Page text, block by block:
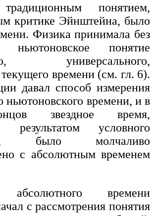
понятием,
критике Эйнштейна, было
Физика принимала без
ньютоновское понятие
универсального,
времени (см. гл. 6).
давал способ измерения
ньютоновского времени, и в
звездное время,
результатом условного
было молчаливо
с абсолютным временем
абсолютного времени
с рассмотрения понятия